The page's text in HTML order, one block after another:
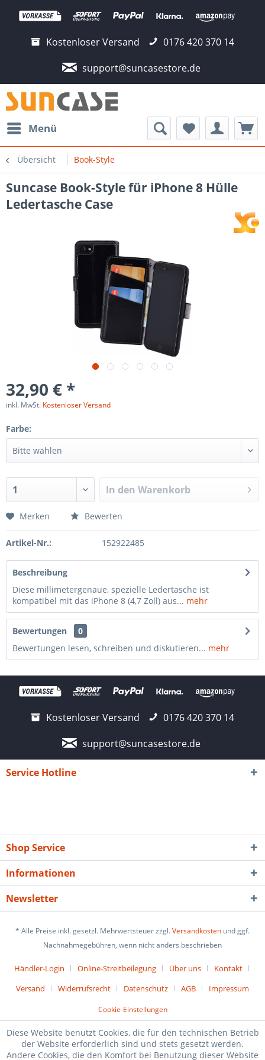
Kostenloser Versand
0176 420 370 14
support@suncasestore.de
Menü
Übersicht Book-Style
Suncase Book-Style für iPhone 8 Hülle
Ledertasche Case
32,90 € *
inkl. MwSt. Kostenloser Versand
Farbe:
In den Warenkorb
Merken Bewerten
Artikel-Nr.: 152922485
Beschreibung
Diese millimetergenaue, spezielle Ledertasche ist
kompatibel mit das iPhone 8 (4,7 Zoll) aus... mehr
Bewertungen
0
Bewertungen lesen, schreiben und diskutieren... mehr
Kostenloser Versand
0176 420 370 14
support@suncasestore.de
Service Hotline
Shop Service
Informationen
Newsletter
* Alle Preise inkl. gesetzl. Mehrwertsteuer zzgl.Versandkosten und ggf.
Nachnahmegebühren, wenn nicht anders beschrieben
Händler-Login Online-Streitbeilegung Über uns
Kontakt
Versand
Widerrufsrecht Datenschutz AGB Impressum
Cookie-Einstellungen
Diese Website benutzt Cookies, die für den technischen Betrieb
der Website erforderlich sind und stets gesetzt werden.
Andere Cookies, die den Komfort bei Benutzung dieser Website